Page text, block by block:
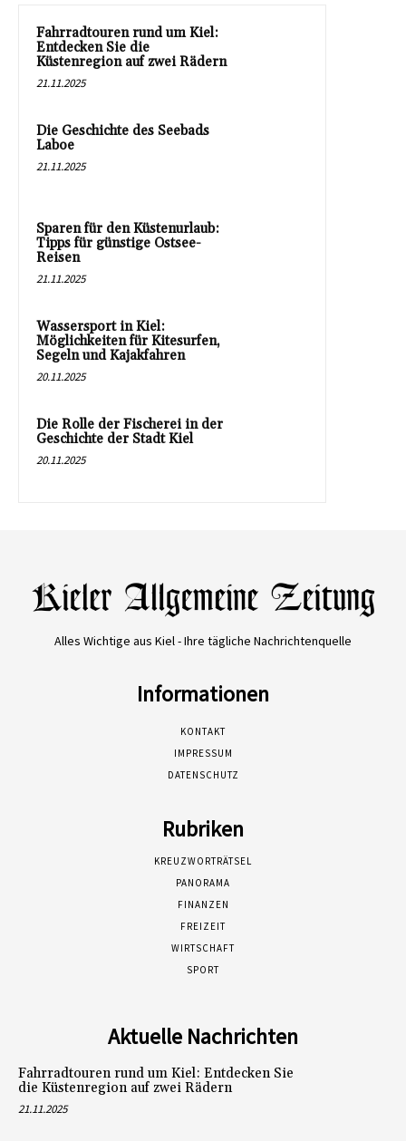
Fahrradtouren rund um Kiel:
Entdecken Sie die
Küstenregion auf zwei Rädern
21.11.2025
Die Geschichte des Seebads
Laboe
21.11.2025
Sparen für den Küstenurlaub:
Tipps für günstige Ostsee-
Reisen
21.11.2025
Wassersport in Kiel:
Möglichkeiten für Kitesurfen,
Segeln und Kajakfahren
20.11.2025
Die Rolle der Fischerei in der
Geschichte der Stadt Kiel
20.11.2025
Alles Wichtige aus Kiel - Ihre tägliche Nachrichtenquelle
Informationen
KONTAKT
IMPRESSUM
DATENSCHUTZ
Rubriken
KREUZWORTRÄTSEL
PANORAMA
FINANZEN
FREIZEIT
WIRTSCHAFT
SPORT
Aktuelle Nachrichten
Fahrradtouren rund um Kiel: Entdecken Sie
die Küstenregion auf zwei Rädern
21.11.2025